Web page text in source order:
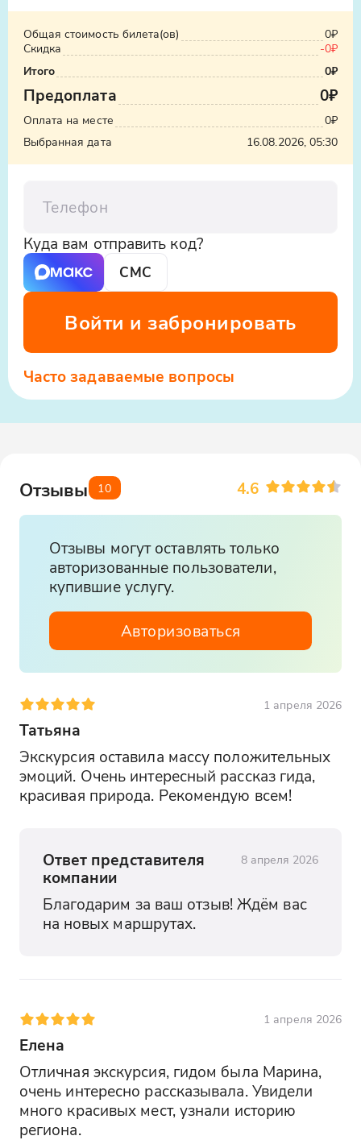
Общая стоимость билета(ов)
0₽
Скидка
-0₽
Итого
0₽
Предоплата 0₽
Оплата на месте
0₽
Выбранная дата
16.08.2026, 05:30
Куда вам отправить код?
СМС
Войти и забронировать
Часто задаваемые вопросы
Отзывы 10 4.6
Отзывы могут оставлять только
авторизованные пользователи,
купившие услугу.
Авторизоваться
1 апреля 2026
Татьяна
Экскурсия оставила массу положительных
эмоций. Очень интересный рассказ гида,
красивая природа. Рекомендую всем!
Ответ представителя
компании
8 апреля 2026
Благодарим за ваш отзыв! Ждём вас
на новых маршрутах.
1 апреля 2026
Елена
Отличная экскурсия, гидом была Марина,
очень интересно рассказывала. Увидели
много красивых мест, узнали историю
региона.